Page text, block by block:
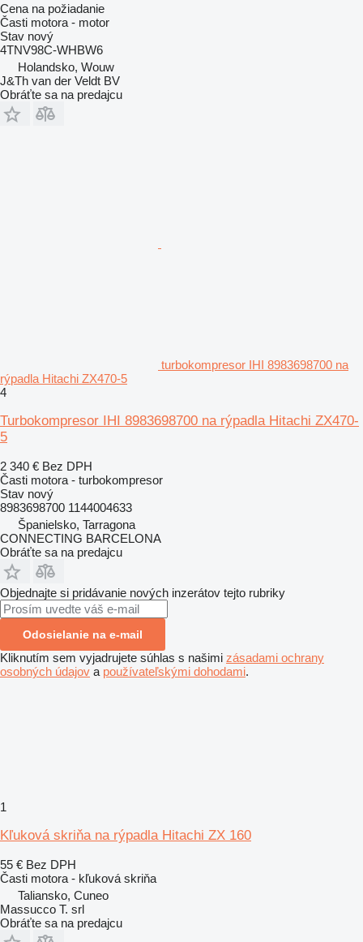
Cena na požiadanie
Časti motora - motor
Stav nový
4TNV98C-WHBW6
Holandsko, Wouw
J&Th van der Veldt BV
Obráťte sa na predajcu
turbokompresor IHI 8983698700 na
rýpadla Hitachi ZX470-5
4
Turbokompresor IHI 8983698700 na rýpadla Hitachi ZX470-
5
2 340 € Bez DPH
Časti motora - turbokompresor
Stav nový
8983698700 1144004633
Španielsko, Tarragona
CONNECTING BARCELONA
Obráťte sa na predajcu
Objednajte si pridávanie nových inzerátov tejto rubriky
Odosielanie na e-mail
Kliknutím sem vyjadrujete súhlas s našimi zásadami ochrany
osobných údajov a používateľskými dohodami.
1
Kľuková skriňa na rýpadla Hitachi ZX 160
55 € Bez DPH
Časti motora - kľuková skriňa
Taliansko, Cuneo
Massucco T. srl
Obráťte sa na predajcu